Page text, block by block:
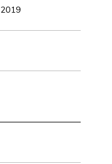
2019